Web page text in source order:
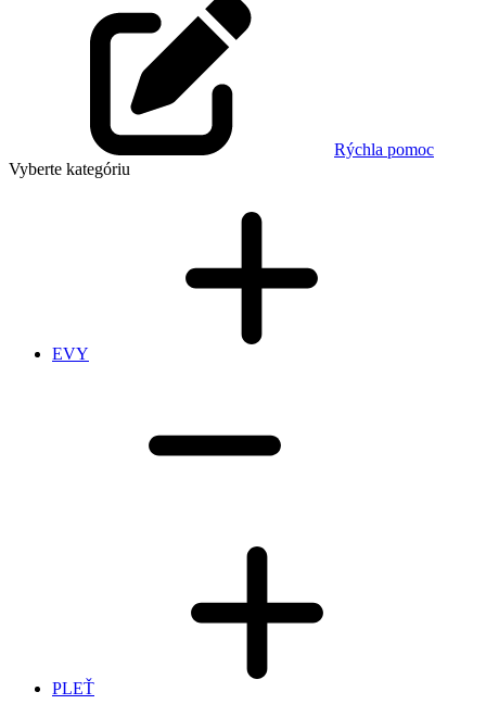
Rýchla pomoc
Vyberte kategóriu
EVY
PLEŤ